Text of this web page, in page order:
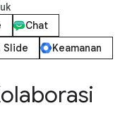
Chat
Slide Keamanan